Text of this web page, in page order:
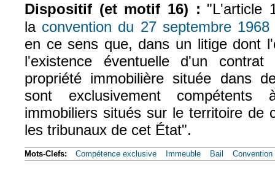
Dispositif (et motif 16) : "L'article
la convention du 27 septembre 1968
en ce sens que, dans un litige dont
l'existence éventuelle d'un
propriété immobilière située dans
sont exclusivement
immobiliers situés sur le territoire de
les tribunaux de cet État".
Mots-Clefs: Compétence exclusive Immeuble Bail